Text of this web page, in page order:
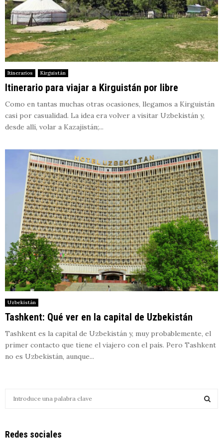
Itinerarios Kirguistán
Itinerario para viajar a Kirguistán por libre
Como en tantas muchas otras ocasiones, llegamos a Kirguistán
casi por casualidad. La idea era volver a visitar Uzbekistán y,
desde allí, volar a Kazajistán;...
Uzbekistán
Tashkent: Qué ver en la capital de Uzbekistán
Tashkent es la capital de Uzbekistán y, muy probablemente, el
primer contacto que tiene el viajero con el país. Pero Tashkent
no es Uzbekistán, aunque...
c
Redes sociales